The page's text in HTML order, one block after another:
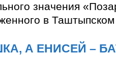
значения
в
А ЕНИСЕЙ –